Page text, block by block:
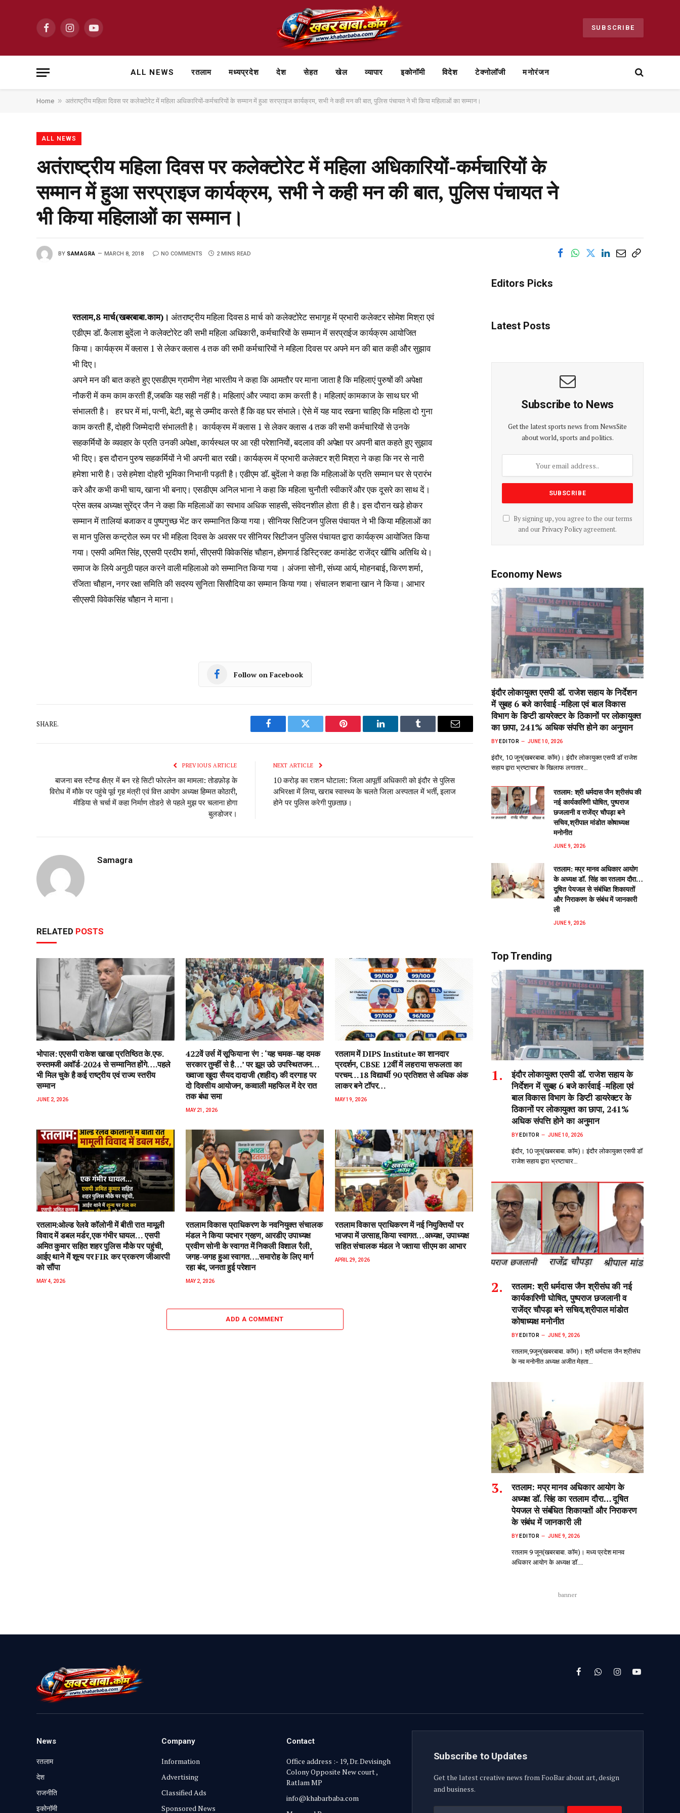
FacebookInstagramYouTube SUBSCRIBE
ALL NEWS रतलाम मध्यप्रदेश देश सेहत खेल व्यापार ⁠इकोनॉमी विदेश टेक्नोलॉजी मनोरंजन
Home » अतंराष्ट्रीय महिला दिवस पर कलेक्टोरेट में महिला अधिकारियों-कर्मचारियों के सम्मान में हुआ सरप्राइज कार्यक्रम, सभी ने कही मन की बात, पुलिस पंचायत ने भी किया महिलाओं का सम्मान।
ALL NEWS
अतंराष्ट्रीय महिला दिवस पर कलेक्टोरेट में महिला अधिकारियों-कर्मचारियों के
सम्मान में हुआ सरप्राइज कार्यक्रम, सभी ने कही मन की बात, पुलिस पंचायत ने
भी किया महिलाओं का सम्मान।
BY SAMAGRA MARCH 8, 2018 NO COMMENTS 2 MINS READ
रतलाम,8 मार्च(खबरबाबा.काम)। अंतराष्ट्रीय महिला दिवस 8 मार्च को कलेक्टोरेट सभागृह में प्रभारी कलेक्टर सोमेश मिश्रा एवं
एडीएम डॉ. कैलाश बुदेंला ने कलेक्टोरेट की सभी महिला अधिकारी, कर्मचारियों के सम्मान में सरप्राईज कार्यक्रम आयोजित
किया। कार्यक्रम में क्लास 1 से लेकर क्लास 4 तक की सभी कर्मचारियों ने महिला दिवस पर अपने मन की बात कही और सुझाव
भी दिए।
अपने मन की बात कहते हुए एसडीएम ग्रामीण नेहा भारतीय ने कहा कि आमतौर पर माना जाता है कि महिलाएं पुरुषों की अपेक्षा
नौकरी में कम काम करती हैं,जबकि यह सही नहीं है। महिलाएं और ज्यादा काम करती है। महिलाएं कामकाज के साथ घर भी
संभालती है। हर घर में मां, पत्नी, बेटी, बहू से उम्मीद करते हैं कि वह घर संभाले। ऐसे में यह याद रखना चाहिए कि महिला दो गुना
काम करती हैं, दोहरी जिम्मेदारी संभालती है। कार्यक्रम में क्लास 1 से लेकर क्लास 4 तक की सभी कर्मचारियों से उनके
सहकर्मियों के व्यवहार के प्रति उनकी अपेक्षा, कार्यस्थल पर आ रही परेशानियों, बदलाव की अपेक्षा पर अपनी बात कहते हुए सुझाव
भी दिए। इस दौरान पुरुष सहकर्मियों ने भी अपनी बात रखी। कार्यक्रम में प्रभारी कलेक्टर श्री मिश्रा ने कहा कि नर से नारी
हमेशा भारी है। उसे हमेशा दोहरी भूमिका निभानी पड़ती है। एडीएम डॉ. बुदेंला ने कहा कि महिलाओं के प्रति सम्मान घर से प्रारंभ
करे और कभी कभी चाय, खाना भी बनाए। एसडीएम अनिल भाना ने कहा कि महिला चुनौती स्वीकारें और एक दूसरे का साथ दें।
प्रेस क्लब अध्यक्ष सुरेंद्र जैन ने कहा कि महिलाओं का स्वभाव अधिक साहसी, संवेदनशील होता ही है। इस दौरान खड़े होकर
सम्मान में तालियां बजाकर व पुष्पगुच्छ भेंट कर सम्मानित किया गया। सीनियर सिटिजन पुलिस पंचायत ने भी किया महिलाओं का
स मान पुलिस कन्ट्रोल रूम पर भी महिला दिवस के अवसर पर सीनियर सिटीजन पुलिस पंचायत द्वारा कार्यक्रम आयोजित किया
गया। एसपी अमित सिंह, एएसपी प्रदीप शर्मा, सीएसपी विवेकसिंह चौहान, होमगार्ड डिस्ट्रिक्ट कमांडेट राजेंद्र खींचि अतिथि थे।
समाज के लिये अनुठी पहल करने वाली महिलाओ को सम्मानित किया गया । अंजना सोनी, संध्या आर्य, मोहनबाई, किरण शर्मा,
रंजिता चौहान, नगर रक्षा समिति की सदस्य सुनिता सिसौदिया का सम्मान किया गया। संचालन शबाना खान ने किया। आभार
सीएसपी विवेकसिंह चौहान ने माना।
Follow on Facebook
SHARE.
Facebook Twitter Pinterest LinkedIn Tumblr Email
PREVIOUS ARTICLE
बाजना बस स्टैण्ड क्षैत्र में बन रहे सिटी फोरलेन का मामला: तोडफ़ोड़ के
विरोध में मौके पर पहुंचे पूर्व गृह मंत्री एवं वित्त आयोग अध्यक्ष हिम्मत कोठारी,
मीडिया से चर्चा में कहा निर्माण तोडऩे से पहले मुझ पर चलाना होगा
बुलडोजर।
NEXT ARTICLE
10 करोड़ का राशन घोटाला: जिला आपूर्ती अधिकारी को इंदौर से पुलिस
अभिरक्षा में लिया, खराब स्वास्थ्य के चलते जिला अस्पताल में भर्ती, इलाज
होने पर पुलिस करेगी पुछताछ।
Samagra
RELATED POSTS
भोपाल: एएसपी राकेश‌ खाखा प्रतिष्ठित के.एफ.
रुस्तमजी अवॉर्ड-2024 से सम्मानित होंगे….पहले
भी मिल चुके है कई राष्ट्रीय एवं राज्य स्तरीय
सम्मान
JUNE 2, 2026
422वें उर्स में सूफियाना रंग : ‘यह चमक-यह दमक
सरकार तुम्हीं से है…’ पर झूम उठे उपस्थितजन…
ख्वाजा खुदा सैयद दादाजी (शहीद) की दरगाह पर
दो दिवसीय आयोजन, कव्वाली महफिल में देर रात
तक बंधा समा
MAY 21, 2026
रतलाम में DIPS Institute का शानदार
प्रदर्शन, CBSE 12वीं में लहराया सफलता का
परचम…18 विद्यार्थी 90 प्रतिशत से अधिक अंक
लाकर बने टॉपर…
MAY 19, 2026
रतलाम:ओल्ड रेलवे कॉलोनी में बीती रात मामूली
विवाद में डबल मर्डर,एक गंभीर घायल… एसपी
अमित कुमार सहित शहर पुलिस मौके पर पहुंची,
आईए थाने में शून्य पर FIR कर प्रकरण जीआरपी
को सौंपा
MAY 4, 2026
रतलाम विकास प्राधिकरण के नवनियुक्त संचालक
मंडल ने किया पदभार ग्रहण, आरडीए उपाध्यक्ष
प्रवीण सोनी के स्वागत में निकली विशाल रैली,
जगह-जगह हुआ स्वागत….समारोह के लिए मार्ग
रहा बंद, जनता हुई परेशान
MAY 2, 2026
रतलाम विकास प्राधिकरण में नई नियुक्तियों पर
भाजपा में उत्साह,किया स्वागत…अध्यक्ष, उपाध्यक्ष
सहित संचालक मंडल ने जताया सीएम का आभार
APRIL 29, 2026
ADD A COMMENT
Editors Picks
Latest Posts
Subscribe to News
Get the latest sports news from NewsSite
about world, sports and politics.
By signing up, you agree to the our terms
and our Privacy Policyagreement.
Economy News
इंदौर लोकायुक्त एसपी डॉ. राजेश सहाय के निर्देशन
में सुबह 6 बजे कार्रवाई -महिला एवं बाल विकास
विभाग के डिप्टी डायरेक्टर के ठिकानों पर लोकायुक्त
का छापा, 241% अधिक संपत्ति होने का अनुमान
BY EDITOR JUNE 10, 2026
इंदौर, 10 जून(खबरबाबा. कॉम)। इंदौर लोकायुक्त एसपी डॉ राजेश
सहाय द्वारा भ्रष्टाचार के खिलाफ लगातार…
रतलाम: श्री धर्मदास जैन श्रीसंघ की
नई कार्यकारिणी घोषित, पुष्पराज
छजलानी व राजेंद्र चौपड़ा बने
सचिव,श्रीपाल मांडोत कोषाध्यक्ष
मनोनीत
JUNE 9, 2026
रतलाम: मप्र मानव अधिकार आयोग
के अध्यक्ष डॉ. सिंह का रतलाम दौरा…
दूषित पेयजल से‌ संबंधित शिकायतों
और निराकरण के संबंध में जानकारी
ली
JUNE 9, 2026
Top Trending
इंदौर लोकायुक्त एसपी डॉ. राजेश सहाय के
निर्देशन में सुबह 6 बजे कार्रवाई -महिला एवं
बाल विकास विभाग के डिप्टी डायरेक्टर के
ठिकानों पर लोकायुक्त का छापा, 241%
अधिक संपत्ति होने का अनुमान
BY EDITOR JUNE 10, 2026
इंदौर, 10 जून(खबरबाबा. कॉम)। इंदौर लोकायुक्त एसपी डॉ
राजेश सहाय द्वारा भ्रष्टाचार…
रतलाम: श्री धर्मदास जैन श्रीसंघ की नई
कार्यकारिणी घोषित, पुष्पराज छजलानी व
राजेंद्र चौपड़ा बने सचिव,श्रीपाल मांडोत
कोषाध्यक्ष मनोनीत
BY EDITOR JUNE 9, 2026
रतलाम,9जून(खबरबाबा. कॉम)। श्री धर्मदास जैन श्रीसंघ
के नव मनोनीत अध्यक्ष अजीत मेहता…
रतलाम: मप्र मानव अधिकार आयोग के
अध्यक्ष डॉ. सिंह का रतलाम दौरा… दूषित
पेयजल से‌ संबंधित शिकायतों और निराकरण
के संबंध में जानकारी ली
BY EDITOR JUNE 9, 2026
रतलाम 9 जून(खबरबाबा. कॉम)। मध्य प्रदेश मानव
अधिकार आयोग के अध्यक्ष डॉ.…
banner
FacebookWhatsAppInstagramYouTube
News
रतलाम
⁠देश
राजनीति
⁠इकोनॉमी
Company
Information
Advertising
Classified Ads
Sponsored News
Contact
Office address :- 19, Dr. Devisingh
Colony Opposite New court ,
Ratlam MP
info@khabarbaba.com
Subscribe to Updates
Get the latest creative news from FooBar about art, design
and business.